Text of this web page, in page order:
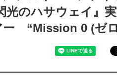
光のハサウェイ』
ー “Mission 0 (ゼ